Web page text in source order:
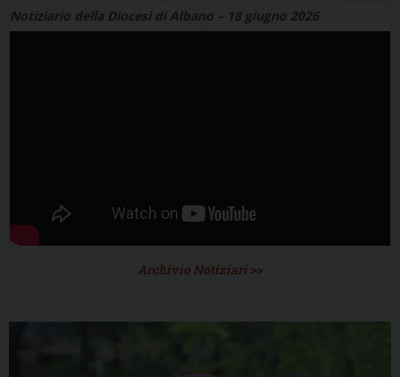
Notiziario della Diocesi di Albano – 18 giugno 2026
Archivio Notiziari >>